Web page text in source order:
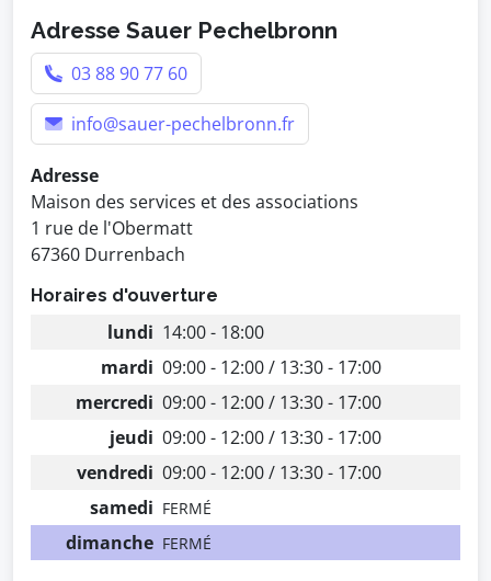
Adresse Sauer Pechelbronn
03 88 90 77 60
info@sauer-pechelbronn.fr
Adresse
Maison des services et des associations
1 rue de l'Obermatt
67360 Durrenbach
Horaires d'ouverture
lundi 14:00 - 18:00
mardi 09:00 - 12:00 / 13:30 - 17:00
mercredi 09:00 - 12:00 / 13:30 - 17:00
jeudi 09:00 - 12:00 / 13:30 - 17:00
vendredi 09:00 - 12:00 / 13:30 - 17:00
samedi FERMÉ
dimanche FERMÉ